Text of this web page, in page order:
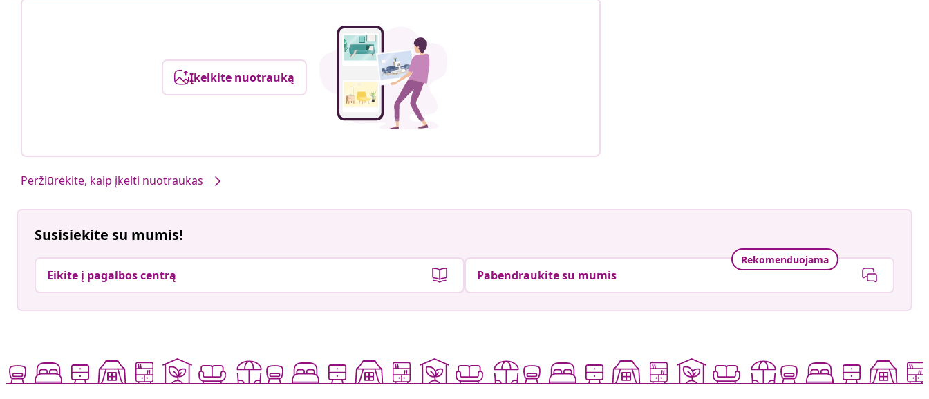
Įkelkite nuotrauką
Peržiūrėkite, kaip įkelti nuotraukas
Susisiekite su mumis!
Eikite į pagalbos centrą
Rekomenduojama
Pabendraukite su mumis